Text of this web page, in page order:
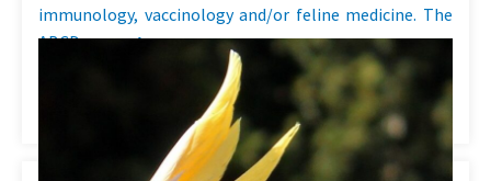
immunology, vaccinology and/or feline medicine. The
ABCDwassetup...
ABCD & Boehringer Ingelheim